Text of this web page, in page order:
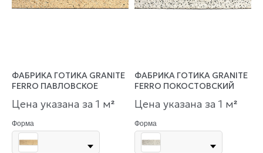
ФАБРИКА ГОТИКА GRANITE
FERRO ПАВЛОВСКОЕ
Цена указана за 1 м²
Форма
ФАБРИКА ГОТИКА GRANITE
FERRO ПОКОСТОВСКИЙ
Цена указана за 1 м²
Форма